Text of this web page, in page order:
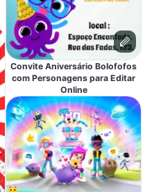
Convite Aniversário Bolofofos
com Personagens para Editar
Online